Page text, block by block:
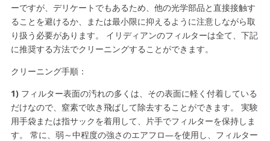
ーですが、デリケートでもあるため、他の光学部品と直接接触す
ることを避けるか、または最小限に抑えるように注意しながら取
り扱う必要があります。 イリディアンのフィルターは全て、下記
に推奨する方法でクリーニングすることができます。
クリーニング手順：
1)フィルター表面の汚れの多くは、その表面に軽く付着している
だけなので、窒素で吹き飛ばして除去することができます。 実験
用手袋または指サックを着用して、片手でフィルターを保持しま
す。 常に、弱～中程度の強さのエアフロ―を使用し、フィルター